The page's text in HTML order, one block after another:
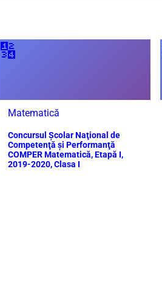
🔢
Matematică
Concursul Școlar Naţional de
Competenţă şi Performanţă
COMPER Matematică, Etapă I,
2019-2020, Clasa I